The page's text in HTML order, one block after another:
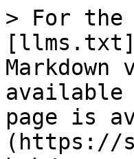
> For the
available
page is
(https://